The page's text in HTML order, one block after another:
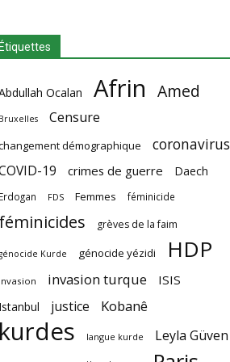
Ocalan Afrin Amed
Censure
démographique coronavirus
19 crimes de guerre Daech
FDS Femmes féminicide
grèves de la faim
Kurde génocide yézidi HDP
invasion turque ISIS
justice Kobanê
langue kurde Leyla Güven